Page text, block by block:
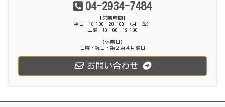
04-2934-7484
【営業時間】
平日 10：00－20：00 （月ー金）
土曜 10：00－19：00
【休業日】
日曜・祝日・第２第４月曜日
お問い合わせ